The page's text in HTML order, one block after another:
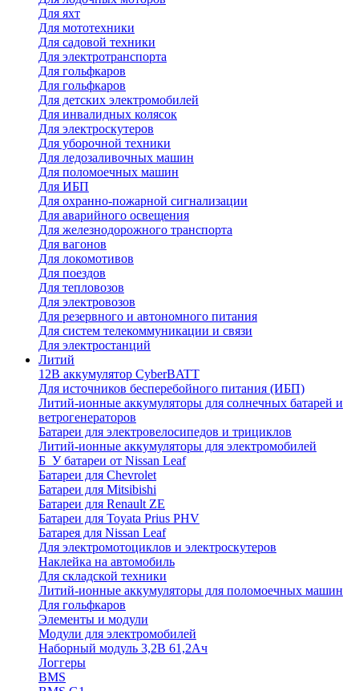
Для яхт
Для мототехники
Для садовой техники
Для электротранспорта
Для гольфкаров
Для гольфкаров
Для детских электромобилей
Для инвалидных колясок
Для электроскутеров
Для уборочной техники
Для ледозаливочных машин
Для поломоечных машин
Для ИБП
Для охранно-пожарной сигнализации
Для аварийного освещения
Для железнодорожного транспорта
Для вагонов
Для локомотивов
Для поездов
Для тепловозов
Для электровозов
Для резервного и автономного питания
Для систем телекоммуникации и связи
Для электростанций
Литий
12В аккумулятор CyberBATT
Для источников бесперебойного питания (ИБП)
Литий-ионные аккумуляторы для солнечных батарей и
ветрогенераторов
Батареи для электровелосипедов и трициклов
Литий-ионные аккумуляторы для электромобилей
Б_У батареи от Nissan Leaf
Батареи для Chevrolet
Батареи для Mitsibishi
Батареи для Renault ZE
Батареи для Toyata Prius PHV
Батарея для Nissan Leaf
Для электромотоциклов и электроскутеров
Наклейка на автомобиль
Для складской техники
Литий-ионные аккумуляторы для поломоечных машин
Для гольфкаров
Элементы и модули
Модули для электромобилей
Наборный модуль 3,2В 61,2Ач
Логгеры
BMS